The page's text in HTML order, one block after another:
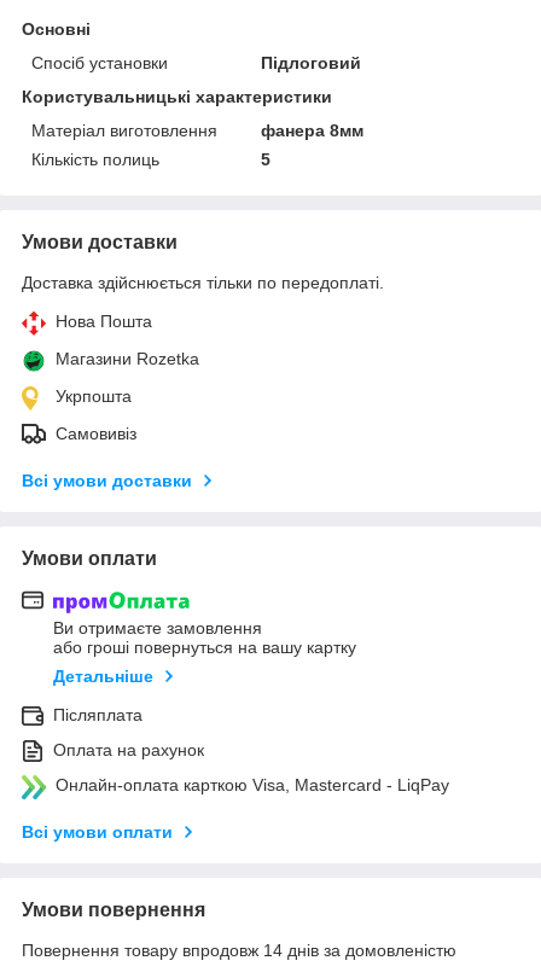
Основні
Спосіб установки
Підлоговий
Користувальницькі характеристики
Матеріал виготовлення
фанера 8мм
Кількість полиць
5
Умови доставки
Доставка здійснюється тільки по передоплаті.
Нова Пошта
Магазини Rozetka
Укрпошта
Самовивіз
Всі умови доставки
Умови оплати
Ви отримаєте замовлення
або гроші повернуться на вашу картку
Детальніше
Післяплата
Оплата на рахунок
Онлайн-оплата карткою Visa, Mastercard - LiqPay
Всі умови оплати
Умови повернення
Повернення товару впродовж 14 днів за домовленістю